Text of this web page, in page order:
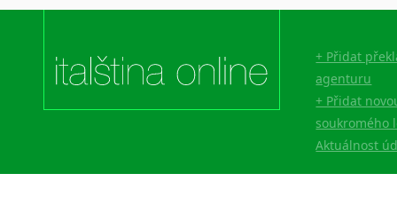
+ Přidat
agenturu
+ Přidat
soukromého
Aktuálnost